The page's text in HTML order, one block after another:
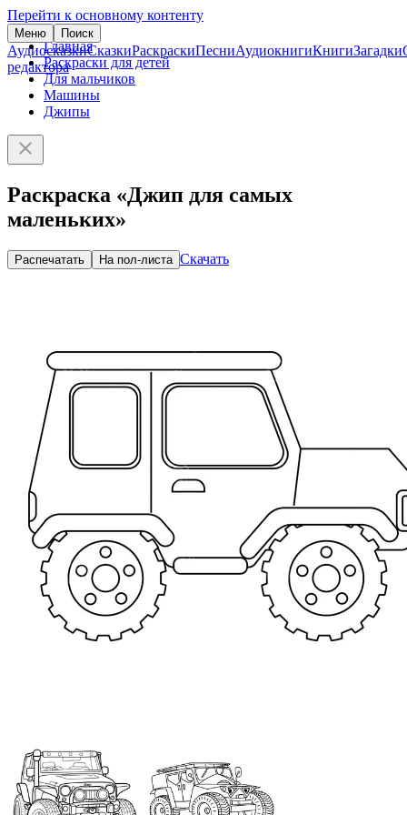
Перейти к основному контенту
Меню Поиск
АудиосказкиСказкиРаскраскиПесниАудиокнигиКнигиЗагадки
редактора
Главная
Раскраски для детей
Для мальчиков
Машины
Джипы
Раскраска «Джип для самых
маленьких»
Распечатать На пол-листа Скачать